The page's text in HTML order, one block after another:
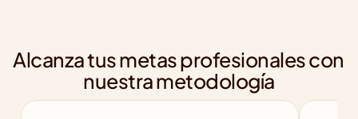
Alcanza tus metas profesionales con
nuestra metodología